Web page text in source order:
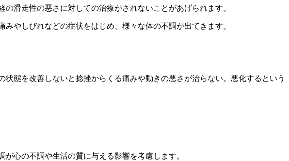
滑走性の悪さに対しての治療がされないことがあげられます。
やしびれなどの症状をはじめ、様々な体の不調が出てきます。
態を改善しないと捻挫からくる痛みや動きの悪さが治らない。悪化するという
心の不調や生活の質に与える影響を考慮します。